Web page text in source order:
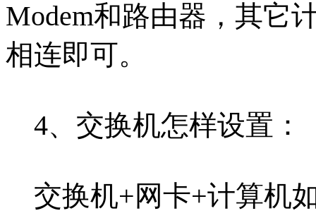
Modem和路由器，其它
相连即可。
4、交换机怎样设置：
交换机+网卡+计算机